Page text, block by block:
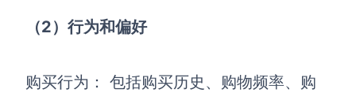
（2）行为和偏好
购买行为： 包括购买历史、购物频率、购